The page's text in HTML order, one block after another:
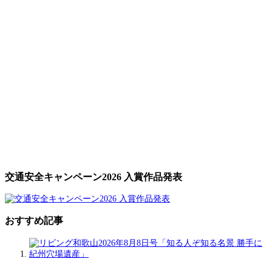
交通安全キャンペーン2026 入賞作品発表
おすすめ記事